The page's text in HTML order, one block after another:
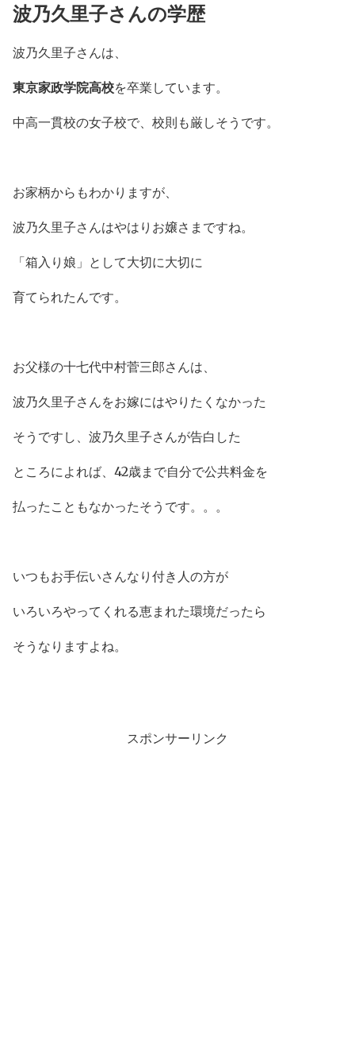
波乃久里子さんの学歴
波乃久里子さんは、
東京家政学院高校を卒業しています。
中高一貫校の女子校で、校則も厳しそうです。
お家柄からもわかりますが、
波乃久里子さんはやはりお嬢さまですね。
「箱入り娘」として大切に大切に
育てられたんです。
お父様の十七代中村菅三郎さんは、
波乃久里子さんをお嫁にはやりたくなかった
そうですし、波乃久里子さんが告白した
ところによれば、42歳まで自分で公共料金を
払ったこともなかったそうです。。。
いつもお手伝いさんなり付き人の方が
いろいろやってくれる恵まれた環境だったら
そうなりますよね。
スポンサーリンク